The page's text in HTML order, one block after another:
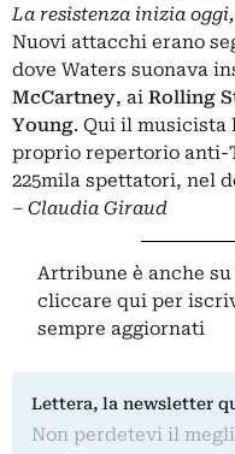
La resistenza inizia oggi,
Nuovi attacchi erano
dove Waters suonava
McCartney, ai Rolling
Young. Qui il musicista
proprio repertorio anti-
225mila spettatori, nel
– Claudia Giraud
Artribune è anche
cliccare qui per
sempre aggiornati
Lettera, la newsletter
Non perdetevi il